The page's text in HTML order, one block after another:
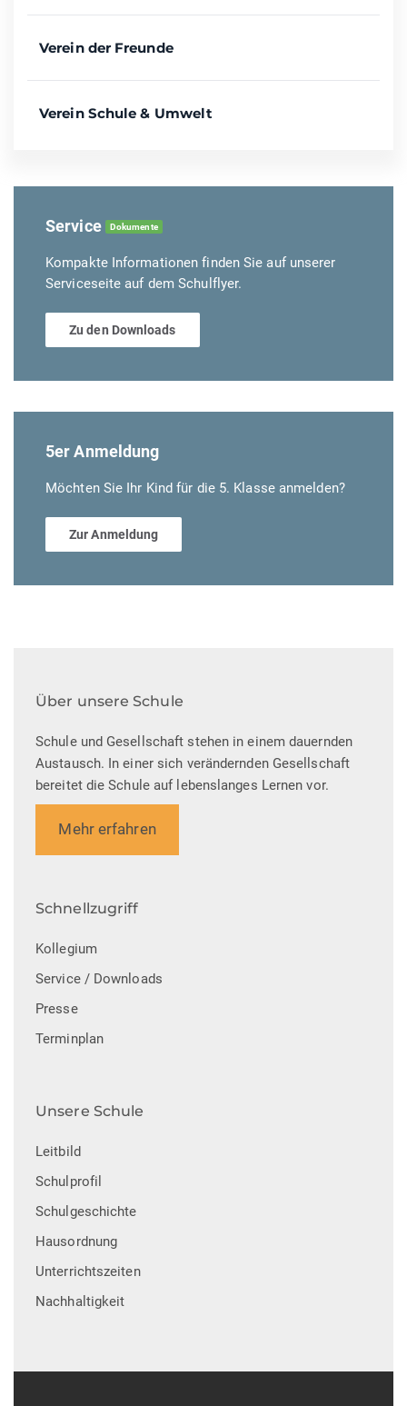
Verein der Freunde
Verein Schule & Umwelt
Service Dokumente
Kompakte Informationen finden Sie auf unserer
Serviceseite auf dem Schulflyer.
Zu den Downloads
5er Anmeldung
Möchten Sie Ihr Kind für die 5. Klasse anmelden?
Zur Anmeldung
Über unsere Schule
Schule und Gesellschaft stehen in einem dauernden
Austausch. In einer sich verändernden Gesellschaft
bereitet die Schule auf lebenslanges Lernen vor.
Mehr erfahren
Schnellzugriff
Kollegium
Service / Downloads
Presse
Terminplan
Unsere Schule
Leitbild
Schulprofil
Schulgeschichte
Hausordnung
Unterrichtszeiten
Nachhaltigkeit